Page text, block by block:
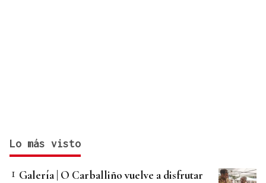
Lo más visto
Galería | O Carballiño vuelve a disfrutar